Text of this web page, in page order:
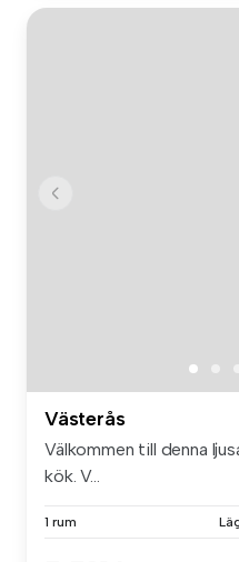
Västerås
Välkommen till denna
kök. V...
1 rum